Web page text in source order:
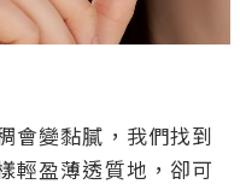
會變黏膩，我們找到
輕盈薄透質地，卻可